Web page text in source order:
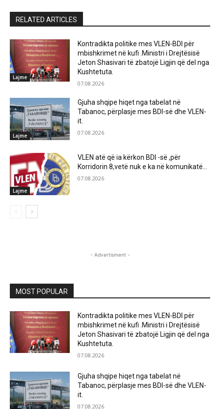
RELATED ARTICLES
Lajme
Kontradikta politike mes VLEN-BDI për
mbishkrimet në kufi .Ministri i Drejtësisë
Jeton Shasivari të zbatojë Ligjin që del nga
Kushtetuta.
07.08.2026
Lajme
Gjuha shqipe hiqet nga tabelat në
Tabanoc, përplasje mes BDI-së dhe VLEN-
it.
07.08.2026
Lajme
VLEN atë që ia kërkon BDI -së ,për
Korridorin 8,vetë nuk e ka në komunikatë…
07.08.2026
- Advertisment -
MOST POPULAR
Kontradikta politike mes VLEN-BDI për
mbishkrimet në kufi .Ministri i Drejtësisë
Jeton Shasivari të zbatojë Ligjin që del nga
Kushtetuta.
07.08.2026
Gjuha shqipe hiqet nga tabelat në
Tabanoc, përplasje mes BDI-së dhe VLEN-
it.
07.08.2026